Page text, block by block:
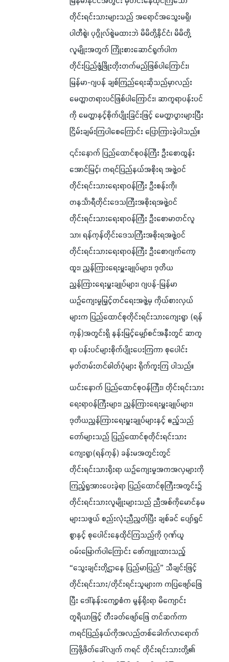
တိုင်းရင်းသားများသည် အရောင်အသွေးမရှိ၊
ပါတီစွဲ၊ ပုဂ္ဂိုလ်စွဲမထားဘဲ မိမိတို့နိုင်ငံ၊ မိမိတို့
လူမျိုးအတွက် ကြိုးစားဆောင်ရွက်ပါက
တိုင်းပြည်ဖွံ့ဖြိုးတိုးတက်မည်ဖြစ်ပါကြောင်း၊
မြန်မာ-ဂျပန် ချစ်ကြည်ရေးဆိုသည်မှာလည်း
မေတ္တာတရားပင်ဖြစ်ပါကြောင်း၊ ဆာကူရာပန်းပင်
ကို မေတ္တာနှင့်စိုက်ပျိုးခြင်းဖြင့် မေတ္တာပွားများပြီး
ငြိမ်းချမ်းကြပါစေကြောင်း ပြောကြားခဲ့ပါသည်။
၎င်းနောက် ပြည်ထောင်စုဝန်ကြီး ဦးစောထွန်း
အောင်မြင့်၊ ကရင်ပြည်နယ်အစိုးရ အဖွဲ့ဝင်
တိုင်းရင်းသားရေးရာဝန်ကြီး ဦးစန်းကို၊
တနင်္သာရီတိုင်းဒေသကြီးအစိုးရအဖွဲ့ဝင်
တိုင်းရင်းသားရေးရာဝန်ကြီး ဦးစောမာတင်လူ
သာ၊ ရန်ကုန်တိုင်းဒေသကြီးအစိုးရအဖွဲ့ဝင်
တိုင်းရင်းသားရေးရာဝန်ကြီး ဦးစောဂျက်ကော့
ထူး၊ ညွှန်ကြားရေးမှူးချုပ်များ၊ ဒုတိယ
ညွှန်ကြားရေးမှူးချုပ်များ၊ ဂျပန်-မြန်မာ
ယဉ်ကျေးမှုမြှင့်တင်ရေးအဖွဲ့မှ ကိုယ်စားလှယ်
များက ပြည်ထောင်စုတိုင်းရင်းသားကျေးရွာ (ရန်
ကုန်)အတွင်းရှိ နန်းမြင့်မျှော်စင်အနီးတွင် ဆာကူ
ရာ ပန်းပင်များစိုက်ပျိုးပေးကြကာ စုပေါင်း
မှတ်တမ်းတင်ဓါတ်ပုံများ ရိုက်ကူးကြ ပါသည်။
ယင်းနောက် ပြည်ထောင်စုဝန်ကြီး၊ တိုင်းရင်းသား
ရေးရာဝန်ကြီးများ၊ ညွှန်ကြားရေးမှူးချုပ်များ၊
ဒုတိယညွှန်ကြားရေးမှူးချုပ်များနှင့် ဧည့်သည်
တော်များသည် ပြည်ထောင်စုတိုင်းရင်းသား
ကျေးရွာ(ရန်ကုန်) ခန်းမအတွင်းတွင်
တိုင်းရင်းသားရိုးရာ ယဉ်ကျေးမှုအကအလှများကို
ကြည့်ရှုအားပေးခဲ့ရာ ပြည်ထောင်စုကြီးအတွင်း၌
တိုင်းရင်းသားလူမျိုးများသည် ညီအစ်ကိုမောင်နှမ
များသဖွယ် စည်းလုံးညီညွတ်ပြီး ချစ်ခင် ပျော်ရွှင်
စွာနှင့် စုပေါင်းနေထိုင်ကြသည်ကို ဂုဏ်ယူ
ဝမ်းမြောက်ပါကြောင်း ဖော်ကျူးထားသည့်
“သွေးချင်းတို့ဌာနေ ပြည်မာပြည်” သီချင်းဖြင့်
တိုင်းရင်းသား/တိုင်းရင်းသူများက ကပြဖျော်ဖြေ
ပြီး ဒေါ်နန်းကျော့စံက မွန်ရိုးရာ မိကျောင်း
တူရိယာဖြင့် တီးခတ်ဖျော်ဖြေ တင်ဆက်ကာ
ကရင်ပြည်နယ်ကိုအလည်တစ်ခေါက်လာရောက်
ကြဖို့ဖိတ်ခေါ်လျက် ကရင် တိုင်းရင်းသားတို့၏